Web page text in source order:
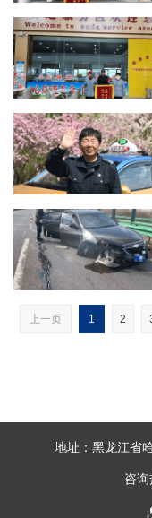
上一页 1 2
地址：黑龙江省
咨